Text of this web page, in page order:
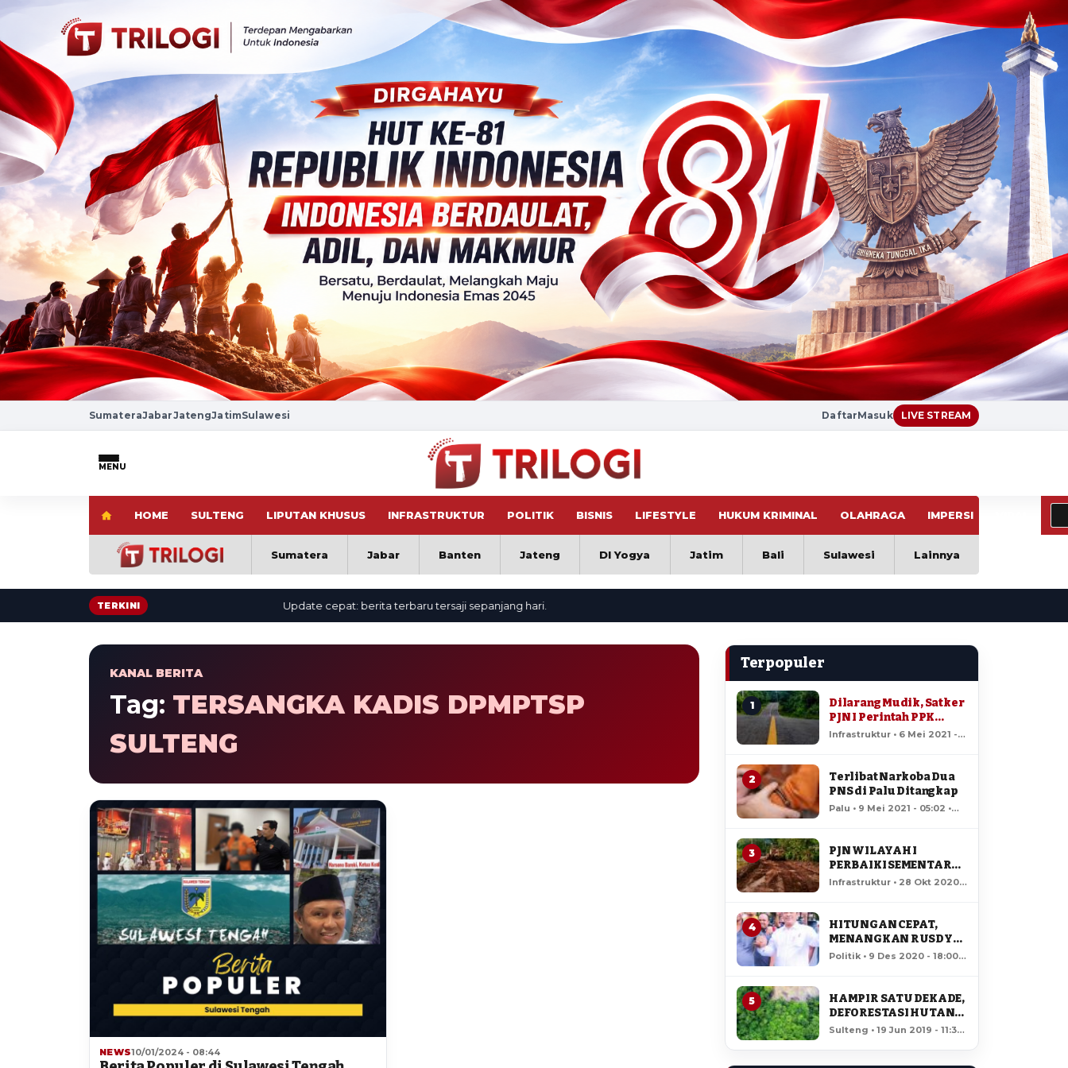
SumateraJabarJatengJatimSulawesi DaftarMasuk LIVE STREAM
MENU
HOME SULTENG LIPUTAN KHUSUS INFRASTRUKTUR POLITIK BISNIS LIFESTYLE HUKUM KRIMINAL OLAHRAGA IMPERSI
Sumatera Jabar Banten Jateng DI Yogya Jatim Bali Sulawesi Lainnya
TERKINI Update cepat: berita terbaru tersaji sepanjang hari.
KANAL BERITA
Tag: TERSANGKA KADIS DPMPTSP
SULTENG
NEWS10/01/2024 - 08:44
Terpopuler
1
Dilarang Mudik, Satker
PJN I Perintah PPK
Standby Jaga Kondisi
Infrastruktur • 6 Mei 2021 -
2
Terlibat Narkoba Dua
PNS di Palu Ditangkap
Palu • 9 Mei 2021 - 05:02 •
3
PJN WILAYAH I
PERBAIKI SEMENTARA
JALAN RUSAK DI RUAS
Infrastruktur • 28 Okt 2020 -
4
HITUNGAN CEPAT,
MENANGKAN RUSDY
MASTURA – MA’MUN
Politik • 9 Des 2020 - 18:00 •
5
HAMPIR SATU DEKADE,
DEFORESTASI HUTAN
LORE LINDU MENCAPAI
Sulteng • 19 Jun 2019 - 11:34